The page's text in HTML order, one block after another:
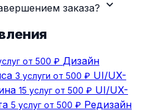
заказа? expand_more
от 500 ₽ Дизайн
3 услуги от 500 ₽ UI/UX-
15 услуг от 500 ₽ UI/UX-
5 услуг от 500 ₽ Редизайн